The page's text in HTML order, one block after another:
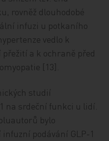
rovněž dlouhodobé
infuzi u potkaního
vedlo k
a k ochraně před
[13].
studií
na srdeční funkci u lidí.
bylo
podávání GLP-1